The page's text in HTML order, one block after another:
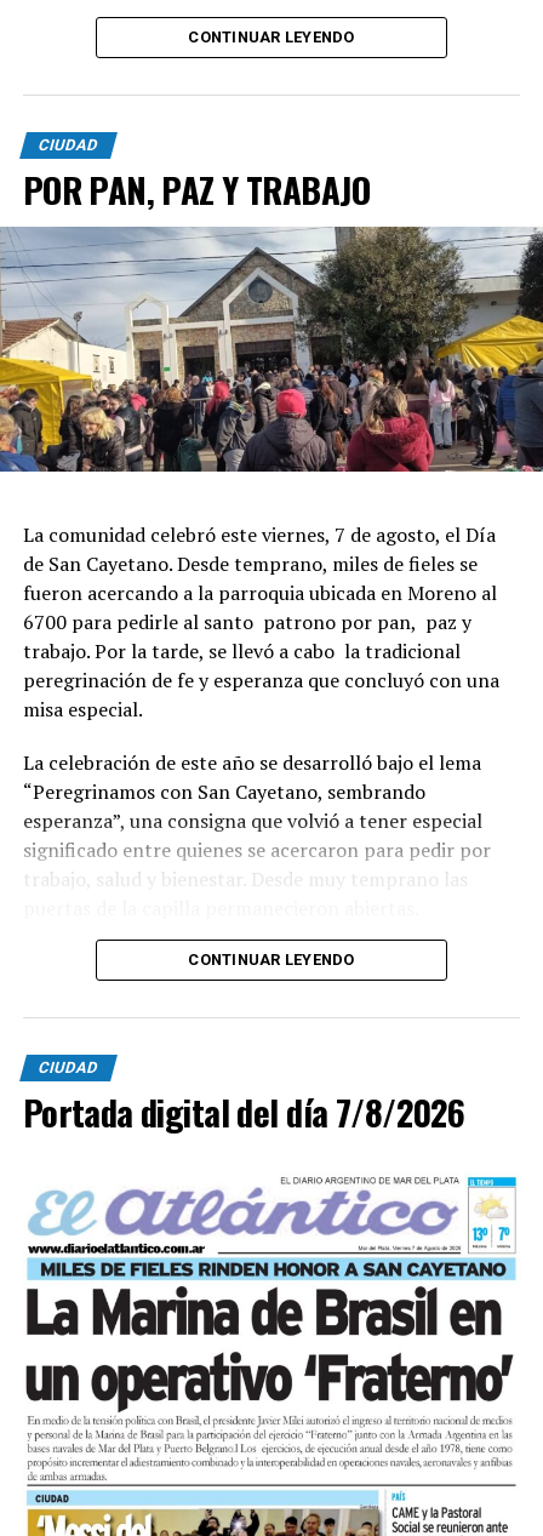
CONTINUAR LEYENDO
CIUDAD
POR PAN, PAZ Y TRABAJO
La comunidad celebró este viernes, 7 de agosto, el Día
de San Cayetano. Desde temprano, miles de fieles se
fueron acercando a la parroquia ubicada en Moreno al
6700 para pedirle al santo patrono por pan, paz y
trabajo. Por la tarde, se llevó a cabo la tradicional
peregrinación de fe y esperanza que concluyó con una
misa especial.
La celebración de este año se desarrolló bajo el lema
“Peregrinamos con San Cayetano, sembrando
esperanza”, una consigna que volvió a tener especial
significado entre quienes se acercaron para pedir por
trabajo, salud y bienestar. Desde muy temprano las
La imagen del santo salió del santuario de Moreno al
6700 y fue acompañada por una multitud que recorrió
las calles del barrio. Grandes, jóvenes y niños y fieles se
sumaron al recorrido con banderas, espigas y distintas
expresiones de fe.
En paralelo, distintos gremios y organizaciones sociales
y trabajo, para visibilizar la situación de trabajadores y
desocupados.
CONTINUAR LEYENDO
CIUDAD
Portada digital del día 7/8/2026